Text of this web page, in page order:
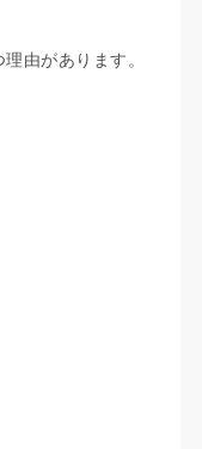
由があります。